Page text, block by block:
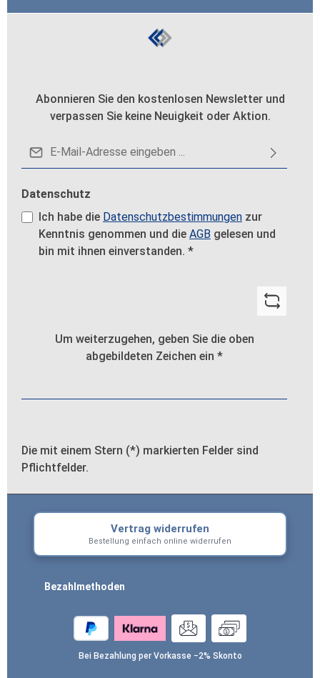
Abonnieren Sie den kostenlosen Newsletter und
verpassen Sie keine Neuigkeit oder Aktion.
Datenschutz
Ich habe die Datenschutzbestimmungen zur
Kenntnis genommen und die AGB gelesen und
bin mit ihnen einverstanden. *
Um weiterzugehen, geben Sie die oben
abgebildeten Zeichen ein *
Die mit einem Stern (*) markierten Felder sind
Pflichtfelder.
Vertrag widerrufen
Bestellung einfach online widerrufen
Bezahlmethoden
Bei Bezahlung per Vorkasse −2% Skonto